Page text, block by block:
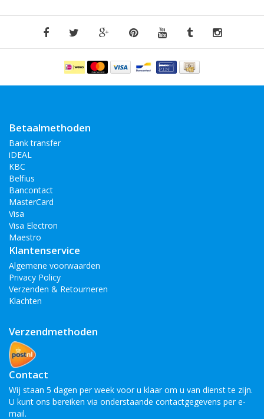
Betaalmethoden
Bank transfer
iDEAL
KBC
Belfius
Bancontact
MasterCard
Visa
Visa Electron
Maestro
Klantenservice
Algemene voorwaarden
Privacy Policy
Verzenden & Retourneren
Klachten
Verzendmethoden
Contact
Wij staan 5 dagen per week voor u klaar om u van dienst te zijn.
U kunt ons bereiken via onderstaande contactgegevens per e-
mail.